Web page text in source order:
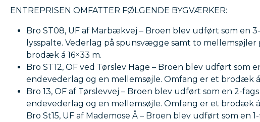
ENTREPRISEN OMFATTER FØLGENDE BYGVÆRKER:
Bro ST08, UF af Marbækvej – Broen blev udført som en
lysspalte. Vederlag på spunsvægge samt to
brodæk á 16×33 m.
Bro ST12, OF ved Tørslev Hage – Broen blev udført som
endevederlag og en mellemsøjle. Omfang er et brodæk á
Bro 13, OF af Tørslevvej – Broen blev udført som en 2-
endevederlag og en mellemsøjle. Omfang er et brodæk á
Bro St15, UF af Mademose Å – Broen blev udført som en